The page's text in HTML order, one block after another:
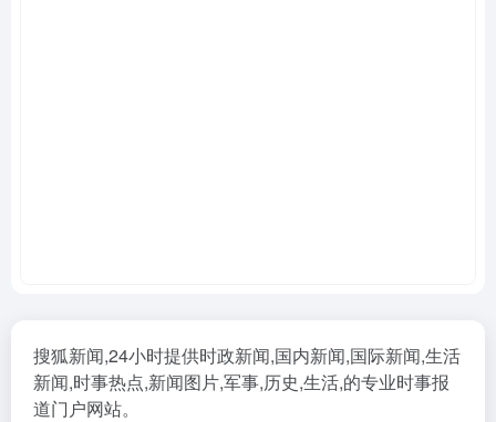
搜狐新闻,24小时提供时政新闻,国内新闻,国际新闻,生活
新闻,时事热点,新闻图片,军事,历史,生活,的专业时事报
道门户网站。